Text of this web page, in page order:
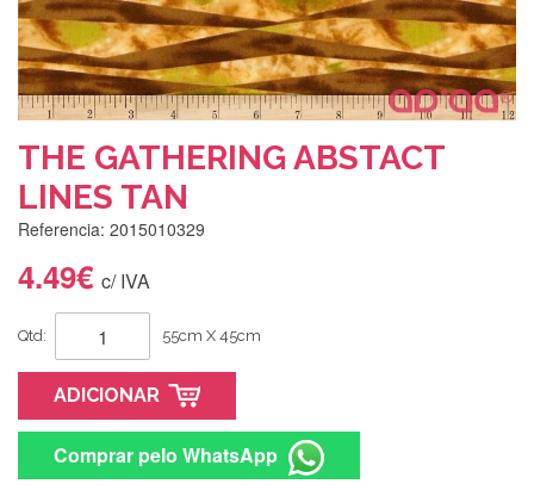
THE GATHERING ABSTACT
LINES TAN
Referencia: 2015010329
4.49€ c/ IVA
Qtd: 55cm X 45cm
ADICIONAR
Comprar pelo WhatsApp